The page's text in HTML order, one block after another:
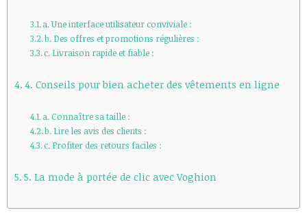
a. Une interface utilisateur conviviale :
b. Des offres et promotions régulières :
c. Livraison rapide et fiable :
4. Conseils pour bien acheter des vêtements en ligne
a. Connaître sa taille :
b. Lire les avis des clients :
c. Profiter des retours faciles :
5. La mode à portée de clic avec Voghion